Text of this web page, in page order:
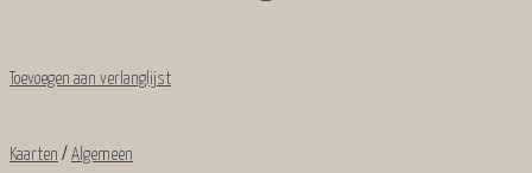
Toevoegen aan verlanglijst
Kaarten / Algemeen